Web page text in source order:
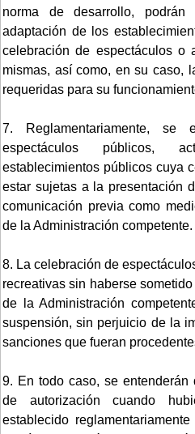
norma de desarrollo,
adaptación de los
celebración de espectáculos o
mismas, así como, en su caso,
requeridas para su
7. Reglamentariamente, se
espectáculos públicos,
establecimientos públicos cuya
estar sujetas a la presentación
comunicación previa como
de la Administración competente.
8. La celebración de
recreativas sin haberse
de la Administración
suspensión, sin perjuicio de la
sanciones que fueran
9. En todo caso, se entenderán
de autorización cuando
establecido